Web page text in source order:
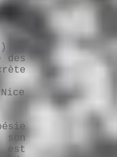
et
des
est